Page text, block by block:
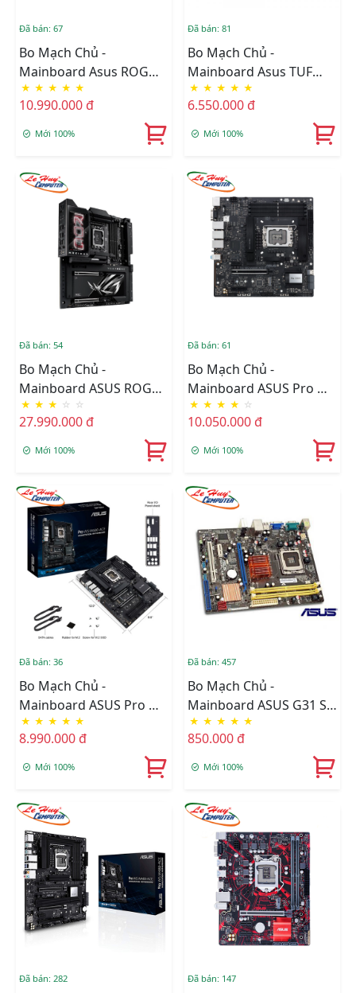
Đã bán: 67
Bo Mạch Chủ -
Mainboard Asus ROG
STRIX Z890-A GAMING
WIFI
★ ★ ★ ★ ★
10.990.000 đ
Mới 100%
Đã bán: 81
Bo Mạch Chủ -
Mainboard Asus TUF
GAMING Z890 PLUS WIFI
DDR5
★ ★ ★ ★ ★
6.550.000 đ
Mới 100%
Đã bán: 54
Bo Mạch Chủ -
Mainboard ASUS ROG
MAXIMUS Z890
EXTREME
★ ★ ★ ☆ ☆
27.990.000 đ
Mới 100%
Đã bán: 61
Bo Mạch Chủ -
Mainboard ASUS Pro WS
W680M-ACE SE
★ ★ ★ ★ ☆
10.050.000 đ
Mới 100%
Đã bán: 36
Bo Mạch Chủ -
Mainboard ASUS Pro WS
W680-ACE
★ ★ ★ ★ ★
8.990.000 đ
Mới 100%
Đã bán: 457
Bo Mạch Chủ -
Mainboard ASUS G31 SK
775 BH 1 Năm
★ ★ ★ ★ ★
850.000 đ
Mới 100%
Đã bán: 282 Đã bán: 147